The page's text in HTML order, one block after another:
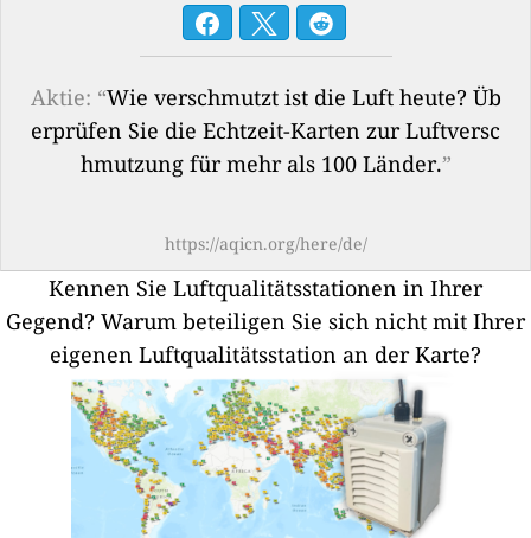
Aktie: “Wie verschmutzt ist die Luft heute? Üb
erprüfen Sie die Echtzeit-Karten zur Luftversc
hmutzung für mehr als 100 Länder.”
https://aqicn.org/here/de/
Kennen Sie Luftqualitätsstationen in Ihrer
Gegend? Warum beteiligen Sie sich nicht mit Ihrer
eigenen Luftqualitätsstation an der Karte?